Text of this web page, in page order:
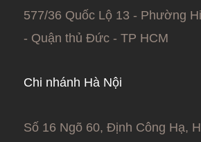
577/36 Quốc Lộ 13 - Phường
- Quận thủ Đức - TP HCM
Chi nhánh Hà Nội
Số 16 Ngõ 60, Định Công Hạ,